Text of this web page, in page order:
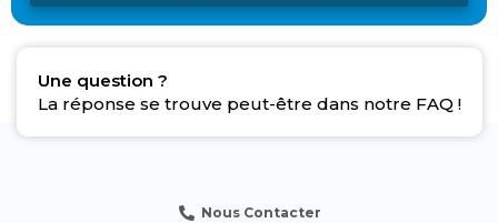
Une question ?
La réponse se trouve peut-être dans notre FAQ !
Nous Contacter